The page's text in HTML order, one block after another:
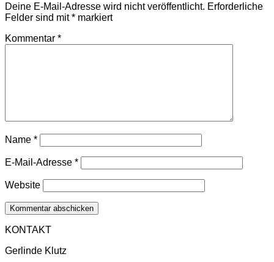
Deine E-Mail-Adresse wird nicht veröffentlicht. Erforderliche
Felder sind mit* markiert
Kommentar *
Name *
E-Mail-Adresse *
Website
KONTAKT
Gerlinde Klutz